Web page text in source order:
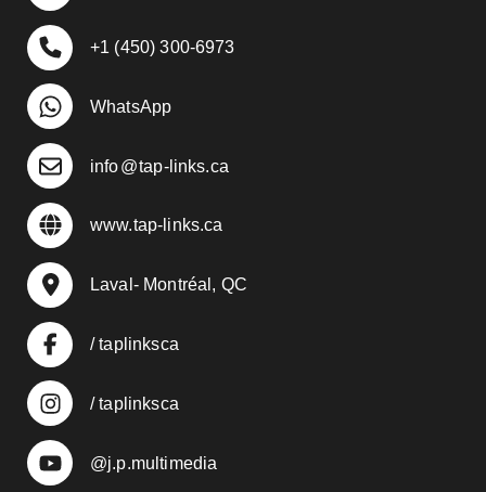
+1 (450) 300-6973
WhatsApp
info@tap-links.ca
www.tap-links.ca
Laval- Montréal, QC
/ taplinksca
/ taplinksca
@j.p.multimedia